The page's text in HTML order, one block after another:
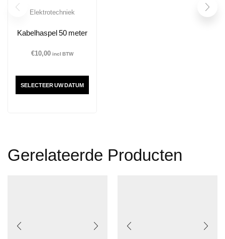
Elektrotechniek
Kabelhaspel 50 meter
€10,00 incl BTW
SELECTEER UW DATUM
Gerelateerde Producten